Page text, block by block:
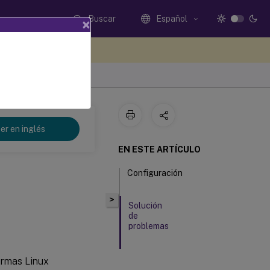
Buscar Español
en inglés
Linux
>
EN ESTE ARTÍCULO
Configuración
Solución
de
problemas
×